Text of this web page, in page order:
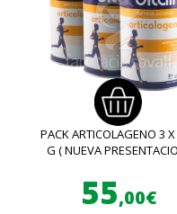
PACK ARTICOLAGENO 3
G ( NUEVA
55,00€